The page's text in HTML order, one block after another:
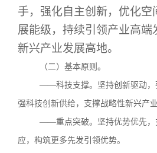
手，强化自主创新，优化
展能级，持续引领产业高
新兴产业发展高地。
（二）基本原则。
——科技支撑。坚持创新驱动，
强科技创新供给，支撑战略性新兴产
——重点突破。坚持优势优先，
应，构筑更多先发引领优势。